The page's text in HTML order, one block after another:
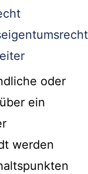
oder
ein
werden